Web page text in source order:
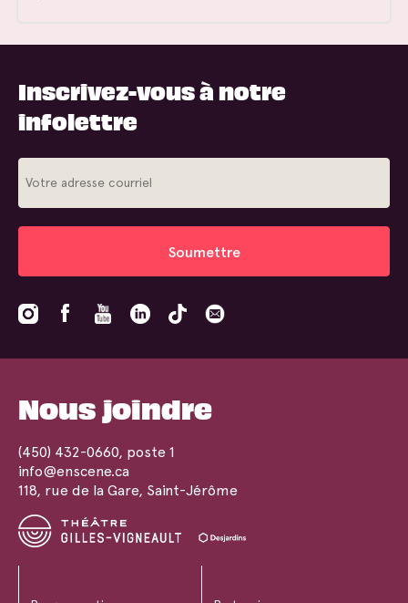
Inscrivez-vous à notre
infolettre
Soumettre
Nous joindre
(450) 432-0660, poste 1
info@enscene.ca
118, rue de la Gare, Saint-Jérôme